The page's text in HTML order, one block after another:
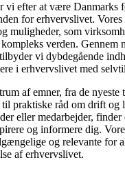
vi efter at være Danmarks
for erhvervslivet. Vores
muligheder, som
verden. Gennem
vi dybdegående
i erhvervslivet med
af emner, fra de nyeste
praktiske råd om drift og
eller medarbejder,
og informere dig.
og relevante for
af erhvervslivet.